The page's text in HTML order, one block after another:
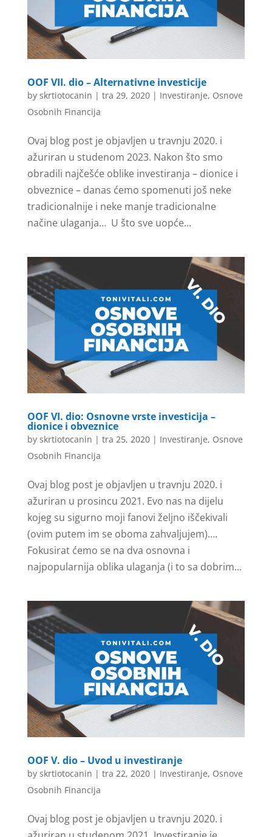
OOF VII. dio – Alternativne investicije
by skrtiotocanin | tra 29, 2020| Investiranje, Osnove
Osobnih Financija
Ovaj blog post je objavljen u travnju 2020. i
ažuriran u studenom 2023. Nakon što smo
obradili najčešće oblike investiranja – dionice i
obveznice – danas ćemo spomenuti još neke
tradicionalnije i neke manje tradicionalne
načine ulaganja… U što sve uopće...
OOF VI. dio: Osnovne vrste investicija –
dionice i obveznice
by skrtiotocanin | tra 25, 2020| Investiranje, Osnove
Osobnih Financija
Ovaj blog post je objavljen u travnju 2020. i
ažuriran u prosincu 2021. Evo nas na dijelu
kojeg su sigurno moji fanovi željno iščekivali
(ovim putem im se oboma zahvaljujem)….
Fokusirat ćemo se na dva osnovna i
najpopularnija oblika ulaganja (i to sa dobrim...
OOF V. dio – Uvod u investiranje
by skrtiotocanin | tra 22, 2020| Investiranje, Osnove
Osobnih Financija
Ovaj blog post je objavljen u travnju 2020. i